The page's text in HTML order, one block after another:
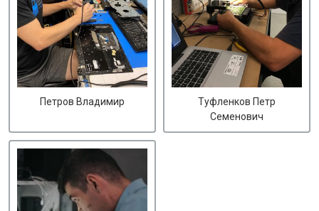
Петров Владимир
Туфленков Петр
Семенович